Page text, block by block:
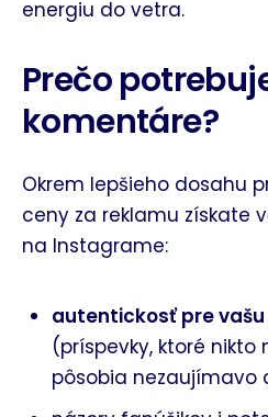
energiu do vetra.
Prečo
komentáre?
Okrem lepšieho dosahu
ceny za reklamu získate
na Instagrame:
autentickosť pre
(príspevky, ktoré nikto
pôsobia nezaujímavo